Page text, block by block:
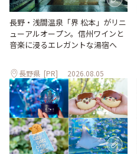
長野・浅間温泉「界 松本」がリニ
ューアルオープン。信州ワインと
音楽に浸るエレガントな湯宿へ
長野県 [PR] 2026.08.05